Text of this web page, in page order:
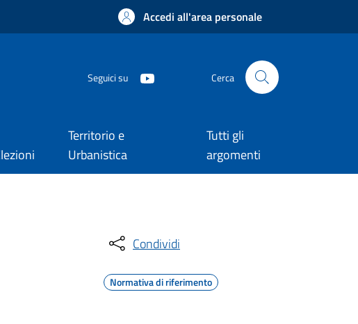
Accedi all'area personale
Seguici su Cerca
Territorio e
Urbanistica
Tutti gli
argomenti
Condividi
Normativa di riferimento